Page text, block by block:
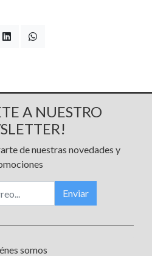
A NUESTRO
de nuestras novedades y
Enviar
somos